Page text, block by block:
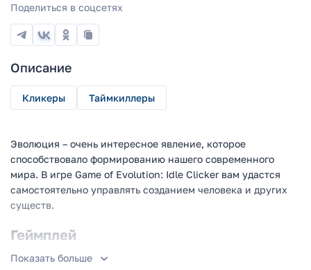
Поделиться в соцсетях
Описание
Кликеры Таймкиллеры
Эволюция – очень интересное явление, которое
способствовало формированию нашего современного
мира. В игре Game of Evolution: Idle Clicker вам удастся
самостоятельно управлять созданием человека и других
существ.
Геймплей
Процесс развития начинается с самого простейшего
Показать больше